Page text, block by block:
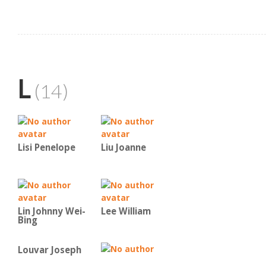
L (14)
Lisi Penelope Liu Joanne
Lin Johnny Wei-
Bing
Lee William
Louvar Joseph